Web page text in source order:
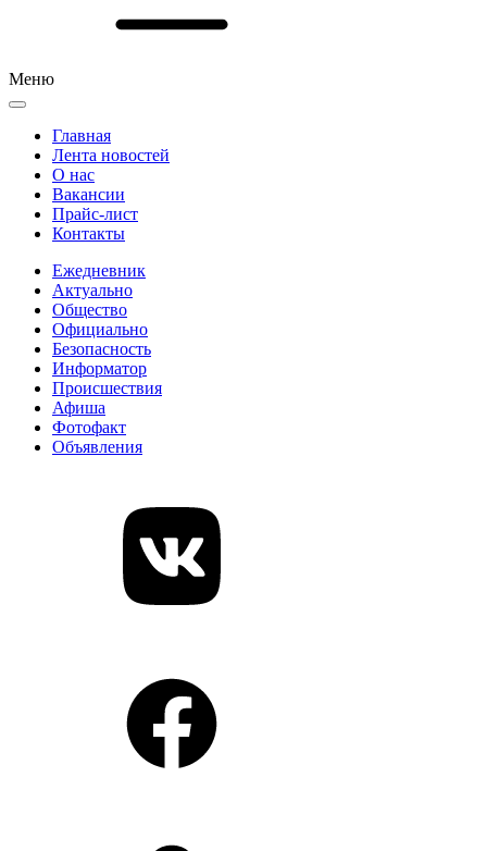
Меню
Главная
Лента новостей
О нас
Вакансии
Прайс-лист
Контакты
Ежедневник
Актуально
Общество
Официально
Безопасность
Информатор
Происшествия
Афиша
Фотофакт
Объявления